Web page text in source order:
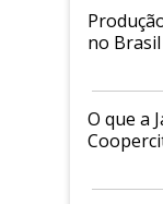
no
O que a